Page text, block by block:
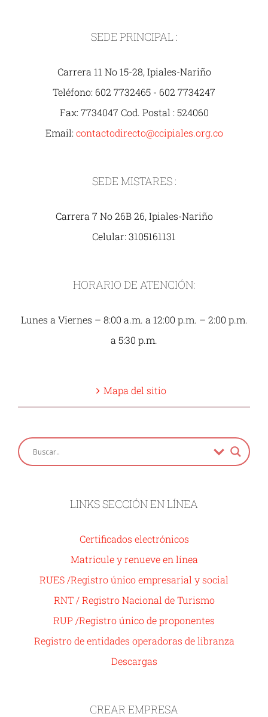
SEDE PRINCIPAL :
Carrera 11 No 15-28, Ipiales-Nariño
Teléfono: 602 7732465 - 602 7734247
Fax: 7734047 Cod. Postal : 524060
Email: contactodirecto@ccipiales.org.co
SEDE MISTARES :
Carrera 7 No 26B 26, Ipiales-Nariño
Celular: 3105161131
HORARIO DE ATENCIÓN:
Lunes a Viernes – 8:00 a.m. a 12:00 p.m. – 2:00 p.m.
a 5:30 p.m.
Mapa del sitio
LINKS SECCIÓN EN LÍNEA
Certificados electrónicos
Matricule y renueve en línea
RUES /Registro único empresarial y social
RNT / Registro Nacional de Turismo
RUP /Registro único de proponentes
Registro de entidades operadoras de libranza
Descargas
CREAR EMPRESA